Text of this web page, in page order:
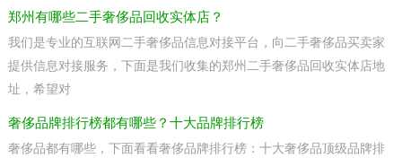
郑州有哪些二手奢侈品回收实体店？
我们是专业的互联网二手奢侈品信息对接平台，向二手奢侈品买卖家
提供信息对接服务，下面是我们收集的郑州二手奢侈品回收实体店地
址，希望对
奢侈品牌排行榜都有哪些？十大品牌排行榜
奢侈品都有哪些，下面看看奢侈品牌排行榜：十大奢侈品顶级品牌排